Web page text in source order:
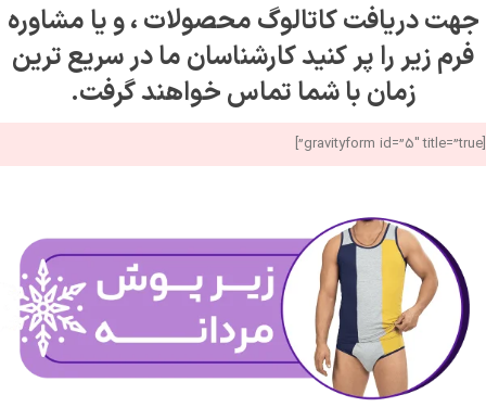
جهت دریافت کاتالوگ محصولات ، و یا مشاوره
فرم زیر را پر کنید کارشناسان ما در سریع ترین
زمان با شما تماس خواهند گرفت.
[gravityform id=”5″ title=”true”]